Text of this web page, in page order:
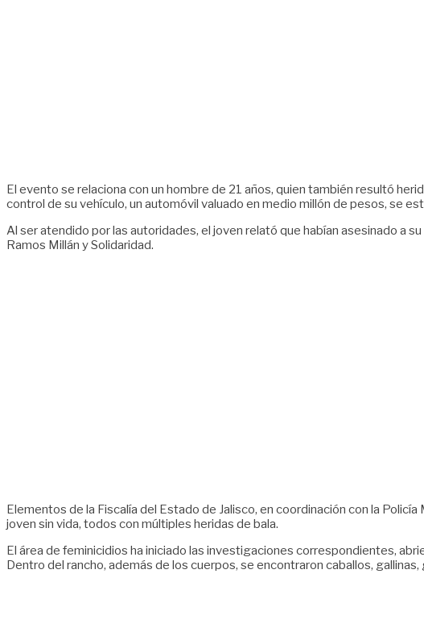
El evento se relaciona con un hombre de 21 años, quien también resultó
control de su vehículo, un automóvil valuado en medio millón de pesos, se
Al ser atendido por las autoridades, el joven relató que habían asesinado a
Ramos Millán y Solidaridad.
Elementos de la Fiscalía del Estado de Jalisco, en coordinación con la
joven sin vida, todos con múltiples heridas de bala.
El área de feminicidios ha iniciado las investigaciones correspondientes,
Dentro del rancho, además de los cuerpos, se encontraron caballos,